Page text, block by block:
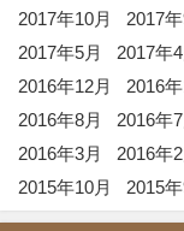
2017年10月
2017
2017年5月
2017年4
2016年12月
2016
2016年8月
2016年7
2016年3月
2016年2
2015年10月
2015